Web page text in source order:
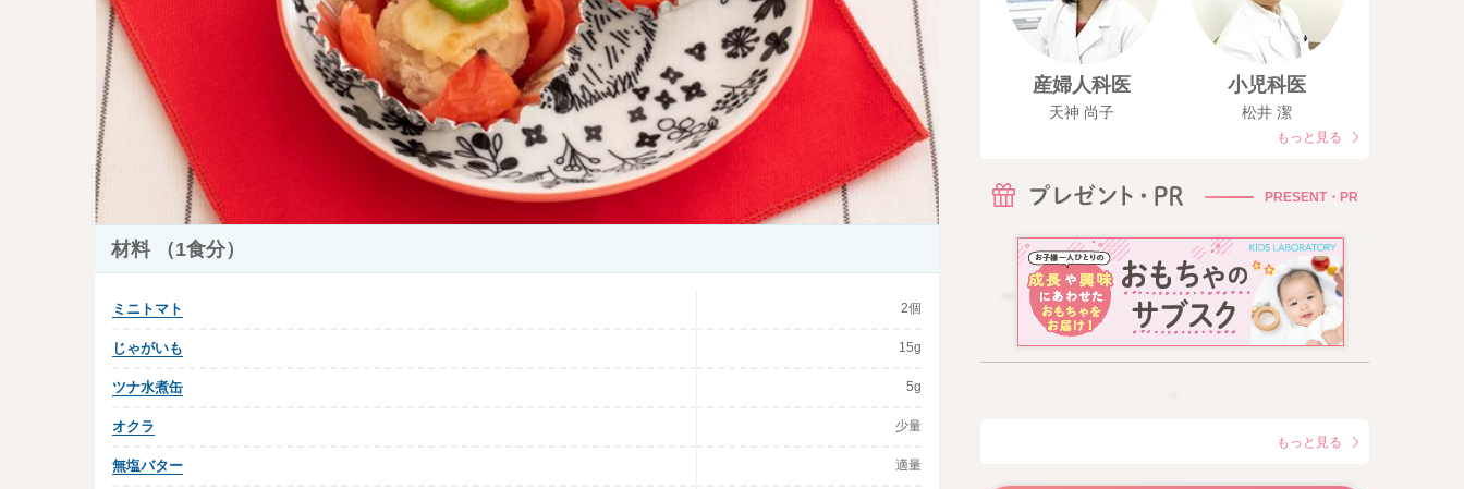
材料 （1食分）
ミニトマト 2個
じゃがいも 15g
ツナ水煮缶 5g
オクラ 少量
無塩バター 適量
産婦人科医
天神 尚子
小児科医
松井 潔
もっと見る
PRESENT・PR
もっと見る